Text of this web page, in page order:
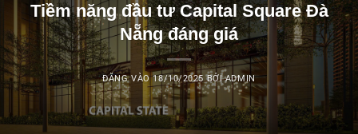
Tiềm năng đầu tư Capital Square Đà
Nẵng đáng giá
ĐĂNG VÀO18/10/2025 BỞIADMIN